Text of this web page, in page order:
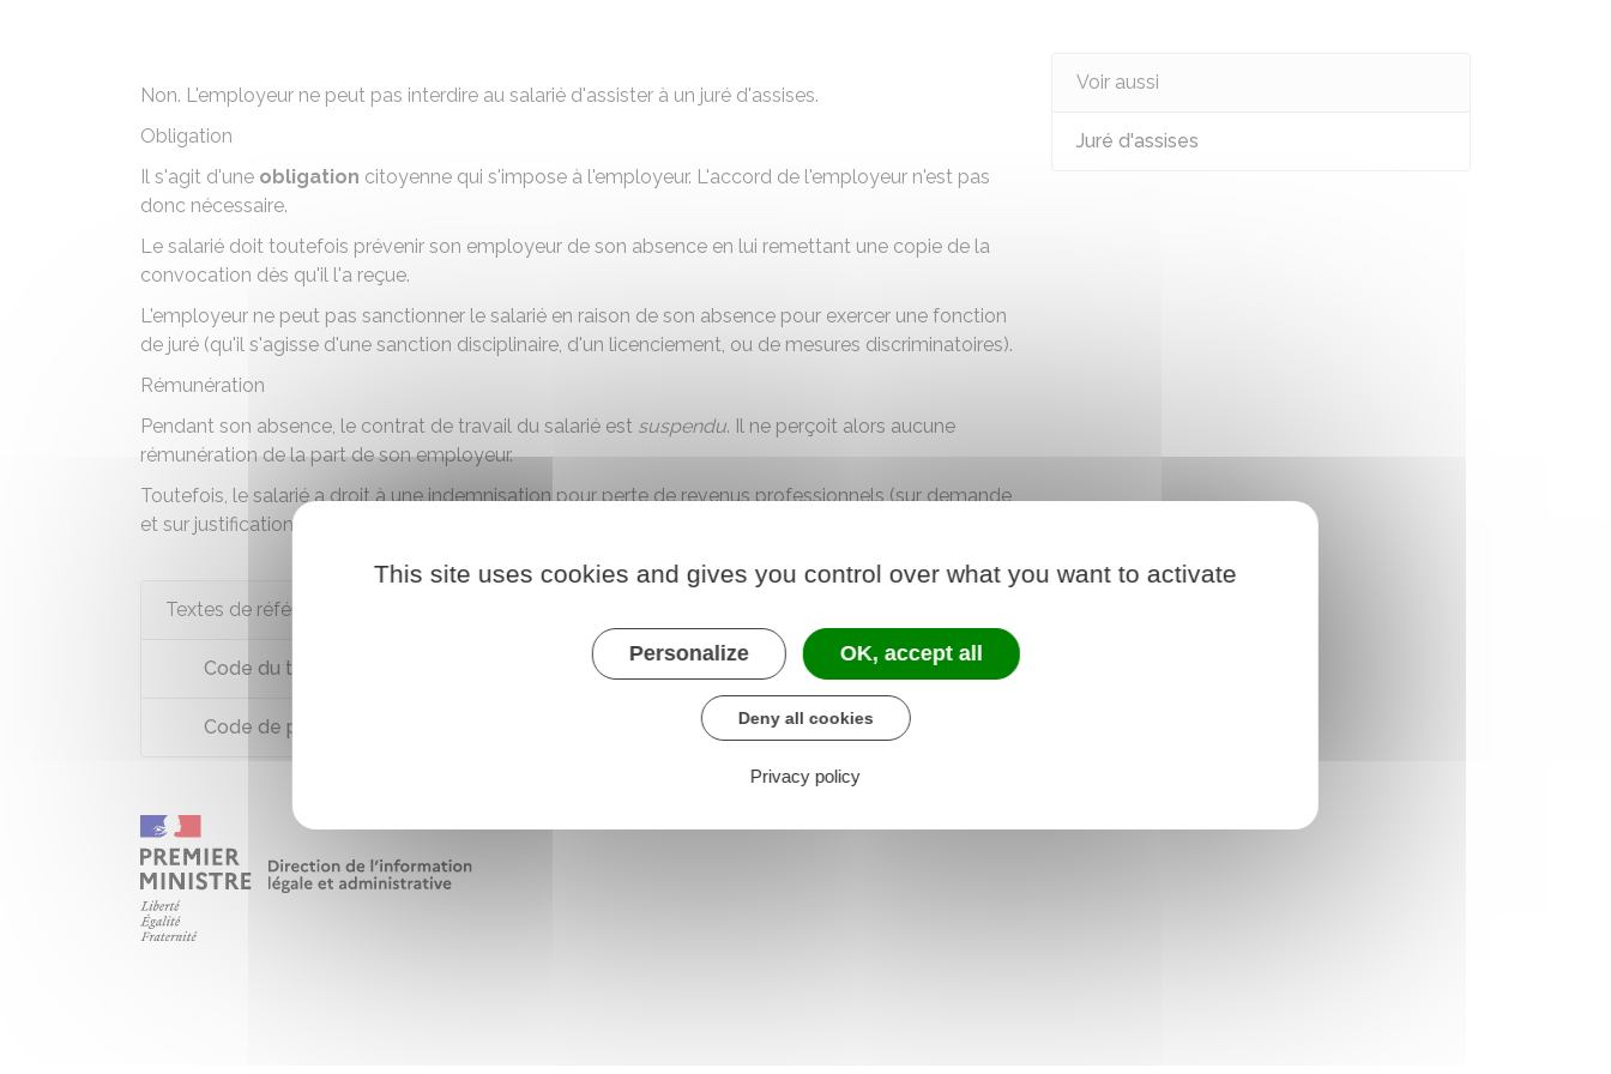
Non. L'employeur ne peut pas interdire au salarié d'assister à un juré d'assises.
Obligation
Il s'agit d'une obligation citoyenne qui s'impose à l'employeur. L'accord de l'employeur n'est pas
donc nécessaire.
Le salarié doit toutefois prévenir son employeur de son absence en lui remettant une copie de la
convocation dès qu'il l'a reçue.
L'employeur ne peut pas sanctionner le salarié en raison de son absence pour exercer une fonction
de juré (qu'il s'agisse d'une sanction disciplinaire, d'un licenciement, ou de mesures discriminatoires).
Rémunération
Pendant son absence, le contrat de travail du salarié est suspendu. Il ne perçoit alors aucune
rémunération de la part de son employeur.
Toutefois, le salarié a droit à uneindemnisationpour perte de revenus professionnels (sur demande
et sur justification auprès du tribunal d'assises).
Textes de référence
Code du travail : article L1132-3-1
Code de procédure pénale : articles R139 à R146
Voir aussi
Juré d'assises
This site uses cookies and gives you control over what you want to activate
Personalize OK, accept all
Deny all cookies
Privacy policy